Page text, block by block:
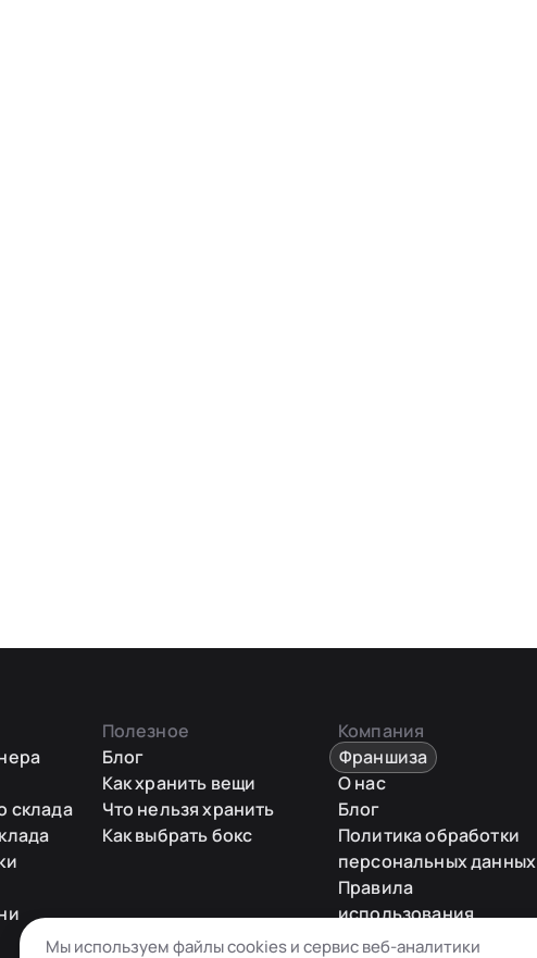
склада
Полезное
Блог
Как хранить вещи
Что нельзя хранить
Как выбрать бокс
Компания
Франшиза
О нас
Блог
Политика обработки
персональных данных
Правила
использования
промокодов
Мы используем файлы cookies и сервис веб-аналитики